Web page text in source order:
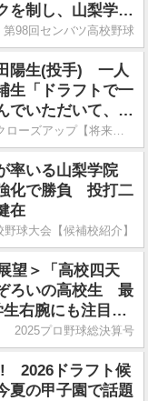
を制し、山梨学院
破
第98回センバツ高校野球
陽生(投手) 一人
生「ドラフトで一
でいただいて、プ
る」
2026ドラフト特集 クローズアップ【将来性高い超高校級】
率いる山梨学院
化で勝負 投打二
在
球大会【候補校紹介】
望＞「高校四天
ろいの高校生 最
右腕にも注目集
2025プロ野球総決算号
2026ドラフト候
夏の甲子園で話題